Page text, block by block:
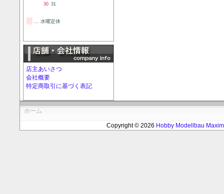
30 31
… 水曜定休
店主あいさつ
会社概要
特定商取引に基づく表記
ホーム
Copyright © 2026 Hobby Modellbau